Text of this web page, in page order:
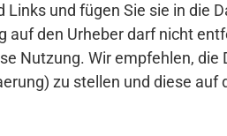
Links und fügen Sie sie in die
den Urheber darf nicht
Nutzung. Wir empfehlen,
zu stellen und diese auf